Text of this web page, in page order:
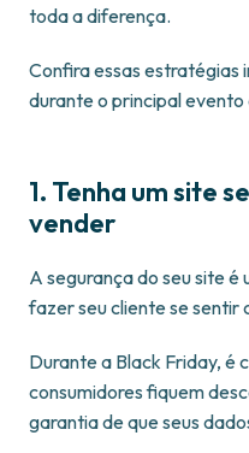
toda a diferença.
Confira essas estratégias
durante o principal
1. Tenha um site
vender
A segurança do seu site é
fazer seu cliente se sentir
Durante a Black Friday, é
consumidores fiquem
garantia de que seus